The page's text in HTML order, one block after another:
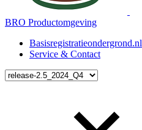
BRO Productomgeving
Basisregistratieondergrond.nl
Service & Contact